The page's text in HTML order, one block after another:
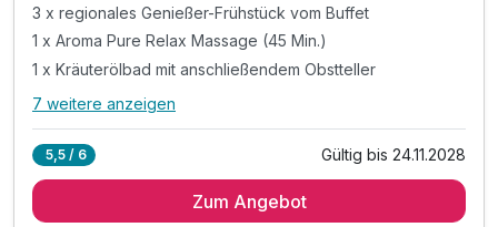
3 x regionales Genießer-Frühstück vom Buffet
1 x Aroma Pure Relax Massage (45 Min.)
1 x Kräuterölbad mit anschließendem Obstteller
Alle Inklusivleistungen
3 x regionales Genießer-Frühstück vom Buffet
7 weitere anzeigen
5,5 / 6 Gültig bis 24.11.2028
Zum Angebot